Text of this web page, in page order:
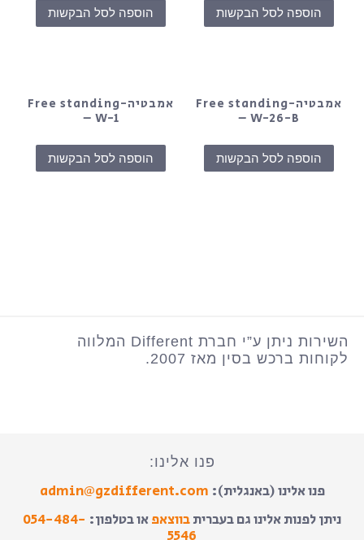
הוספה לסל הבקשות הוספה לסל הבקשות
אמבטיה-Free standing
– W-26-B
הוספה לסל הבקשות
אמבטיה-Free standing
– W-1
הוספה לסל הבקשות
השירות ניתן ע”י חברת Different המלווה
לקוחות ברכש בסין מאז 2007.
פנו אלינו:
פנו אלינו (באנגלית): admin@gzdifferent.com
ניתן לפנות אלינו גם בעבריתבווצאפאו בטלפון: 054-484-
5546